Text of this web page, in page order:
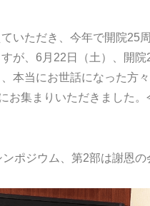
いただき、今年で開院25
が、6月22日（土）、開
本当にお世話になった方
お集まりいただきました
ポジウム、第2部は謝恩の